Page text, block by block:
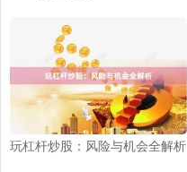
玩杠杆炒股：风险与机会全解析